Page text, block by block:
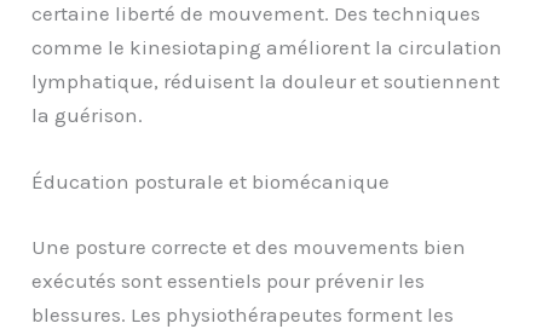
certaine liberté de mouvement. Des techniques
comme le kinesiotaping améliorent la circulation
lymphatique, réduisent la douleur et soutiennent
la guérison.
Éducation posturale et biomécanique
Une posture correcte et des mouvements bien
exécutés sont essentiels pour prévenir les
blessures. Les physiothérapeutes forment les